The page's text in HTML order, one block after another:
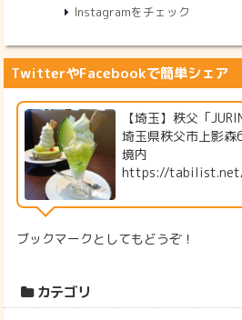
Instagramをチェック
TwitterやFacebookで簡単シェア
【埼玉】秩父「
埼玉県秩父市上影
境内
https://
ブックマークとしてもどうぞ！
カテゴリ